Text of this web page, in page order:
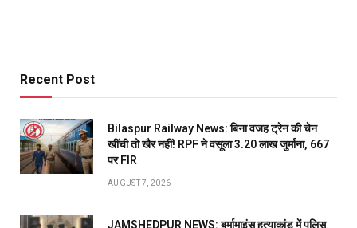
Recent Post
Bilaspur Railway News: बिना वजह ट्रेन की चेन
खींची तो खैर नहीं! RPF ने वसूला 3.20 लाख जुर्माना, 667
पर FIR
AUGUST 7, 2026
JAMSHEDPUR NEWS: बर्मामाइंस हत्याकांड में पुलिस